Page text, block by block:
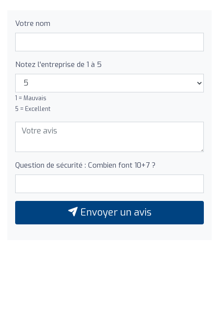
Votre nom
Notez l'entreprise de 1 à 5
1 = Mauvais
5 = Excellent
Question de sécurité : Combien font 10+7 ?
Envoyer un avis